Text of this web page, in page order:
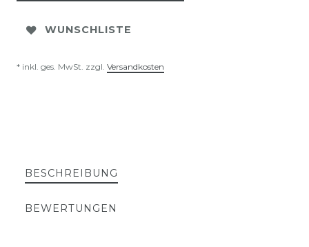
WUNSCHLISTE
* inkl. ges. MwSt. zzgl. Versandkosten
BESCHREIBUNG
BEWERTUNGEN